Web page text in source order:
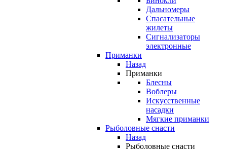
Дальномеры
Спасательные
жилеты
Сигнализаторы
электронные
Приманки
Назад
Приманки
Блесны
Воблеры
Искусственные
насадки
Мягкие приманки
Рыболовные снасти
Назад
Рыболовные снасти